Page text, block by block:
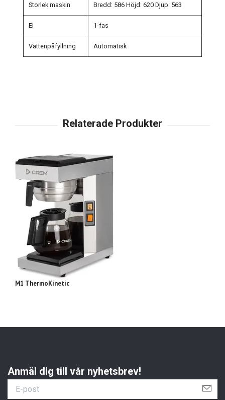
Storlek maskin Bredd: 586 Höjd: 620 Djup: 563
El 1-fas
Vattenpåfyllning Automatisk
M1 ThermoKinetic
Anmäl dig till vår nyhetsbrev!